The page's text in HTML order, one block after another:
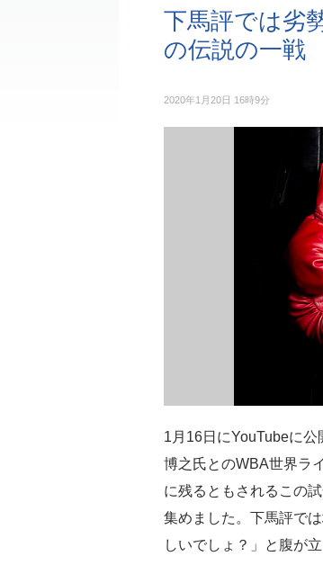
下馬評では劣
の伝説の一戦
2020年1月20日 16時9分
1月16日にYouTubeに公
博之氏とのWBA世界ラ
に残るともされるこの
集めました。下馬評で
しいでしょ？」と腹が